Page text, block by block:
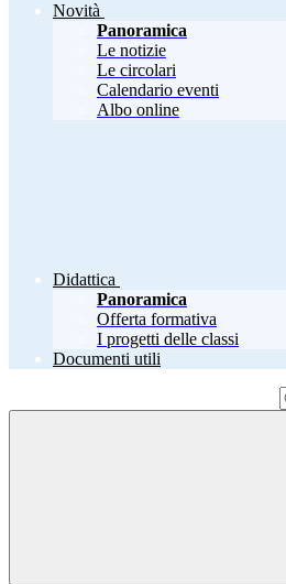
Novità
Panoramica
Le notizie
Le circolari
Calendario eventi
Albo online
Didattica
Panoramica
Offerta formativa
I progetti delle classi
Documenti utili